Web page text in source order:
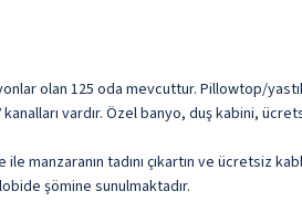
olan 125 oda mevcuttur. Pillowtop/
vardır. Özel banyo, duş kabini,
ile manzaranın tadını çıkartın ve
şömine sunulmaktadır.